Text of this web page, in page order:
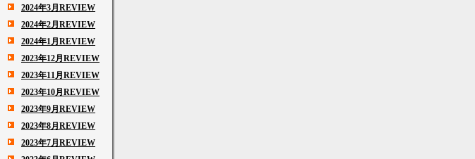
2024年3月REVIEW
2024年2月REVIEW
2024年1月REVIEW
2023年12月REVIEW
2023年11月REVIEW
2023年10月REVIEW
2023年9月REVIEW
2023年8月REVIEW
2023年7月REVIEW